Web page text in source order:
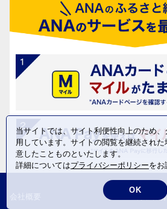
会社概要
利用者
当サイトでは、サイト利便性向上のため
用しています。サイトの閲覧を継続され
意したことものといたします。
詳細についてはプライバシーポリシーをお
OK